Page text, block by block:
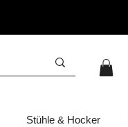
Stühle & Hocker